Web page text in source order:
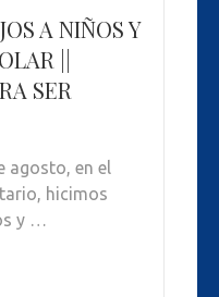
A NIÑOS Y
||
SER
agosto, en el
hicimos
y …